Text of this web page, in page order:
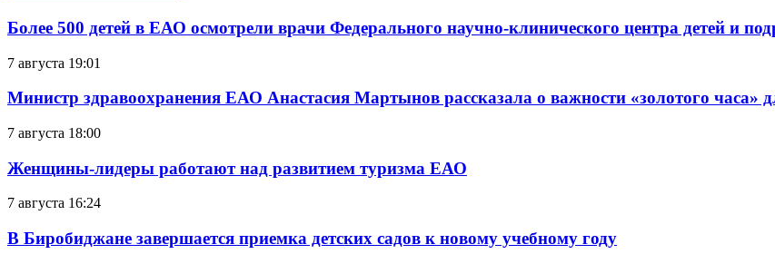
Более 500 детей в ЕАО осмотрели врачи Федерального научно-клинического центра детей и
7 августа 19:01
Министр здравоохранения ЕАО Анастасия Мартынов рассказала о важности «золотого
7 августа 18:00
Женщины-лидеры работают над развитием туризма ЕАО
7 августа 16:24
В Биробиджане завершается приемка детских садов к новому учебному году